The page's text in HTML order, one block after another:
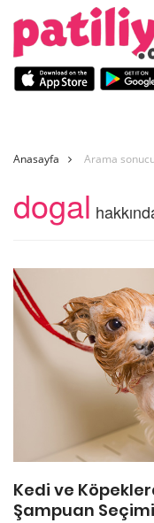
Anasayfa Arama
dogal
Kedi ve
Şampuan Seçimi